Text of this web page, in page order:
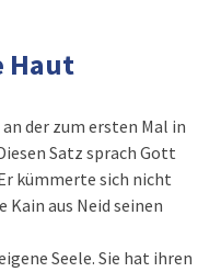
Haut
der zum ersten Mal in
Satz sprach Gott
kümmerte sich nicht
aus Neid seinen
Seele. Sie hat ihren